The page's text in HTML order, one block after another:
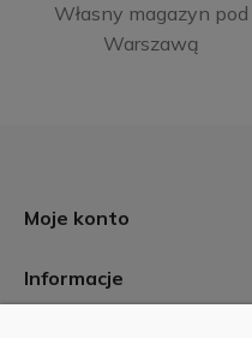
Własny magazyn pod
Warszawą
Moje konto
Informacje